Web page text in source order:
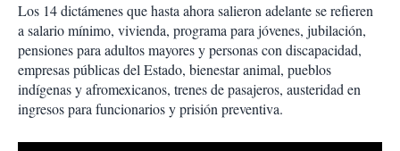
Los 14 dictámenes que hasta ahora salieron adelante se refieren
a salario mínimo, vivienda, programa para jóvenes, jubilación,
pensiones para adultos mayores y personas con discapacidad,
empresas públicas del Estado, bienestar animal, pueblos
indígenas y afromexicanos, trenes de pasajeros, austeridad en
ingresos para funcionarios y prisión preventiva.